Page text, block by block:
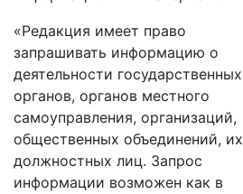
«Редакция имеет право
запрашивать информацию о
деятельности государственных
органов, органов местного
самоуправления, организаций,
общественных объединений, их
должностных лиц. Запрос
информации возможен как в